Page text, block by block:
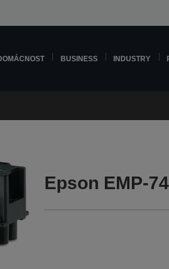
BUSINESS INDUSTRY
Epson EMP-